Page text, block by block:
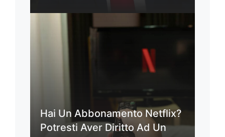
Hai Un Abbonamento Netflix?
Potresti Aver Diritto Ad Un